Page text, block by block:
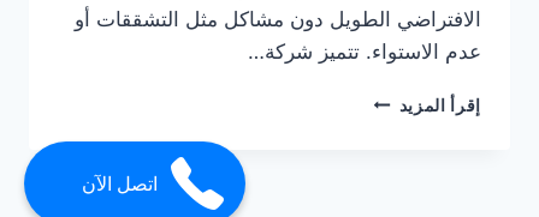
الافتراضي الطويل دون مشاكل مثل التشققات أو
عدم الاستواء. تتميز شركة…
إقرأ المزيد شركة
اتصل الآن